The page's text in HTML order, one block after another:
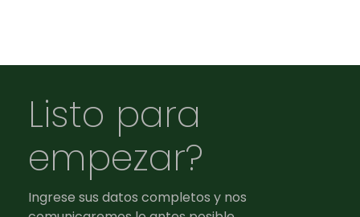
Listo para
empezar?
Ingrese sus datos completos y nos